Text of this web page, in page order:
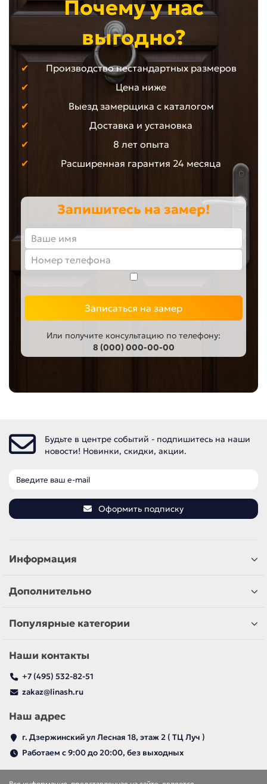
Почему у нас
выгодно?
Производство нестандартных размеров
Цена ниже
Выезд замерщика с каталогом
Доставка и установка
8 лет опыта
Расширенная гарантия 24 месяца
Запишитесь на замер!
Записаться на замер
Или получите консультацию по телефону:
8 (000) 000-00-00
Будьте в центре событий - подпишитесь на наши
новости! Новинки, скидки, акции.
Оформить подписку
Информация
Дополнительно
Популярные категории
Наши контакты
+7 (495) 532-82-51
zakaz@linash.ru
Наш адрес
г. Дзержинский ул Лесная 18, этаж 2 ( ТЦ Луч )
Работаем с 9:00 до 20:00, без выходных